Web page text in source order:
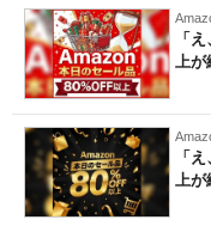
「
上が
「
上が